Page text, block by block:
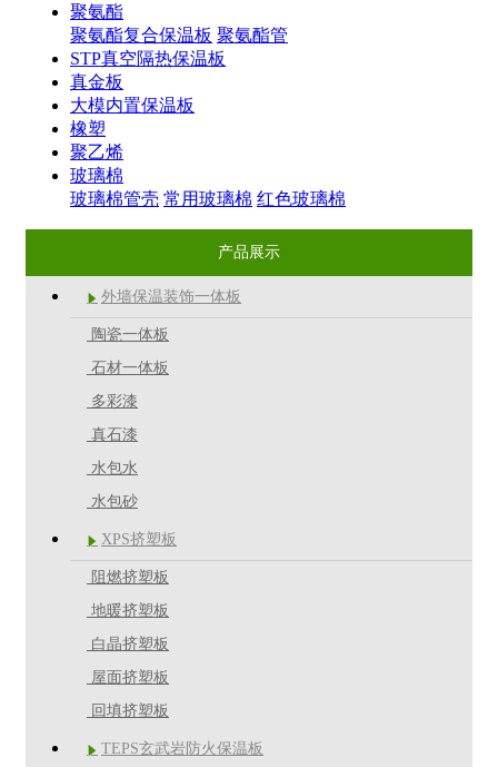
聚氨酯
聚氨酯复合保温板 聚氨酯管
STP真空隔热保温板
真金板
大模内置保温板
橡塑
聚乙烯
玻璃棉
玻璃棉管壳 常用玻璃棉 红色玻璃棉
产品展示
 外墙保温装饰一体板
陶瓷一体板
石材一体板
多彩漆
真石漆
水包水
水包砂
 XPS挤塑板
阻燃挤塑板
地暖挤塑板
白晶挤塑板
屋面挤塑板
回填挤塑板
 TEPS玄武岩防火保温板